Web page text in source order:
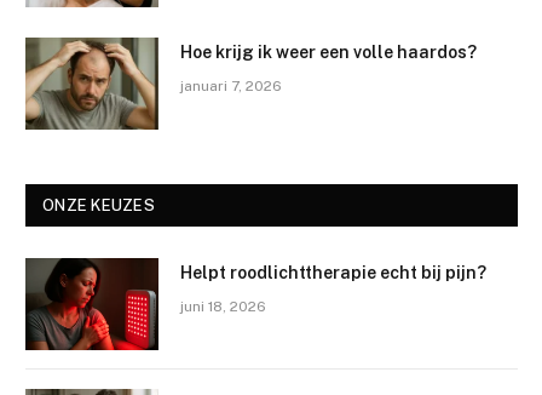
Hoe krijg ik weer een volle haardos?
januari 7, 2026
ONZE KEUZES
Helpt roodlichttherapie echt bij pijn?
juni 18, 2026